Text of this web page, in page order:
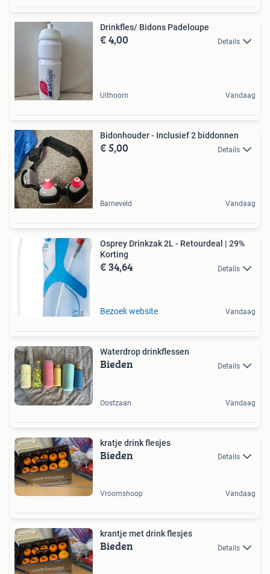
Drinkfles/ Bidons Padeloupe
€ 4,00 Details
Uithoorn Vandaag
Bidonhouder - Inclusief 2 biddonnen
€ 5,00 Details
Barneveld Vandaag
Osprey Drinkzak 2L - Retourdeal | 29%
Korting
€ 34,64 Details
Bezoek website Vandaag
Waterdrop drinkflessen
Bieden Details
Oostzaan Vandaag
kratje drink flesjes
Bieden Details
Vroomshoop Vandaag
krantje met drink flesjes
Bieden Details